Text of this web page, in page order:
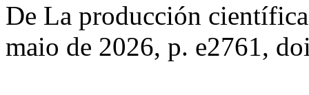
De La producción
maio de 2026, p. e2761,